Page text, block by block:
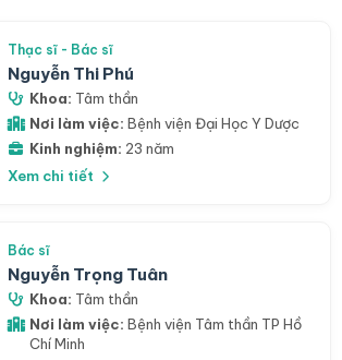
Thạc sĩ - Bác sĩ
Nguyễn Thi Phú
Khoa: Tâm thần
Nơi làm việc: Bệnh viện Đại Học Y Dược
Kinh nghiệm: 23 năm
Xem chi tiết
Bác sĩ
Nguyễn Trọng Tuân
Khoa: Tâm thần
Nơi làm việc: Bệnh viện Tâm thần TP Hồ
Chí Minh